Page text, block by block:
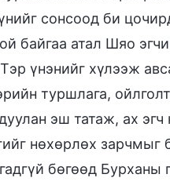
сонсоод би
байгаа атал Шяо
үнэнийг хүлээж
туршлага,
эш татаж, ах
нөхөрлөх зарчмыг
бөгөөд Бурханы